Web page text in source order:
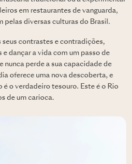
em restaurantes de vanguarda,
pelas diversas culturas do Brasil.
seus contrastes e contradições,
e dançar a vida com um passo de
nunca perde a sua capacidade de
oferece uma nova descoberta, e
é o verdadeiro tesouro. Este é o Rio
de um carioca.